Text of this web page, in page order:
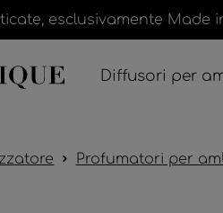
esclusivamente Made
Diffusori per
Profumatori per